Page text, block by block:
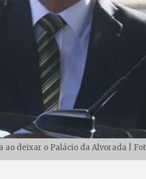
deixar o Palácio da Alvorada |